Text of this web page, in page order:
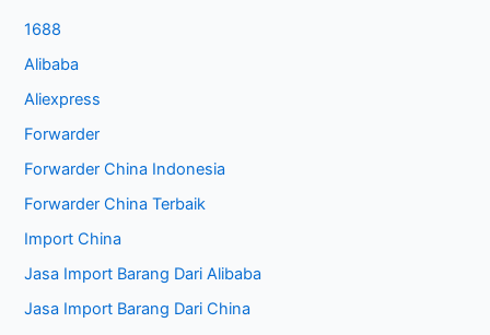
1688
Alibaba
Aliexpress
Forwarder
Forwarder China Indonesia
Forwarder China Terbaik
Import China
Jasa Import Barang Dari Alibaba
Jasa Import Barang Dari China